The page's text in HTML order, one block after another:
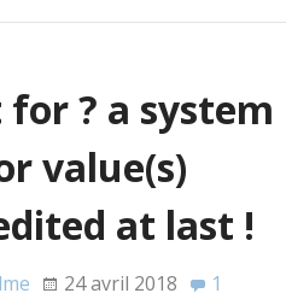
? a system
value(s)
at last !
24 avril 2018 1